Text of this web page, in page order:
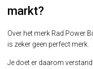
markt?
Over het merk Rad Power
is zeker geen perfect merk.
Je doet er daarom